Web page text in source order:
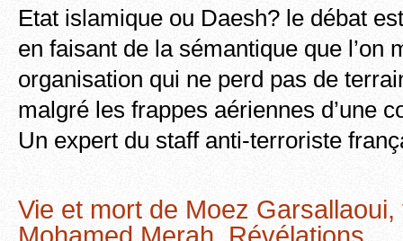
Etat islamique ou Daesh? le débat
en faisant de la sémantique que l’on
organisation qui ne perd pas de
malgré les frappes aériennes d’une
Un expert du staff anti-terroriste
Vie et mort de Moez